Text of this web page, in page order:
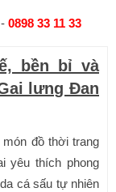
0898 33 11 33
bền bỉ và
lưng Đan
đồ thời trang
yêu thích phong
cá sấu tự nhiên